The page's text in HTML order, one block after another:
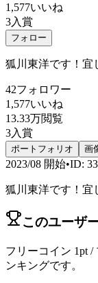
1,577いいね
3入賞
フォロー
狐川東洋です！宜
42フォロワー
1,577いいね
13.33万閲覧
3入賞
ポートフォリオ 画
2023/08 開始•ID:
狐川東洋です！宜
このユーザ
フリーコイン 1pt /
ンキングです。